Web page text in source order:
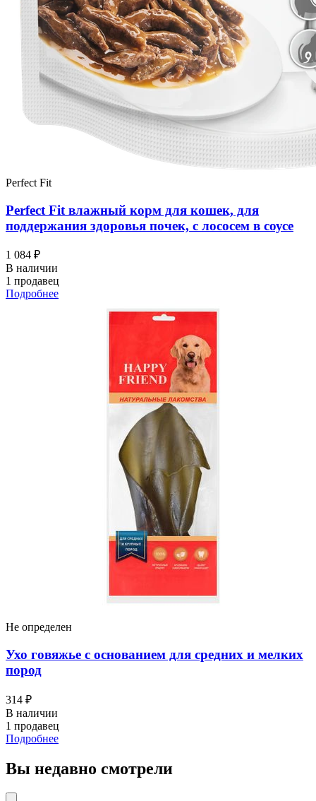
Perfect Fit
Perfect Fit влажный корм для кошек, для
поддержания здоровья почек, с лососем в соусе
1 084 ₽
В наличии
1 продавец
Подробнее
Не определен
Ухо говяжье с основанием для средних и мелких
пород
314 ₽
В наличии
1 продавец
Подробнее
Вы недавно смотрели